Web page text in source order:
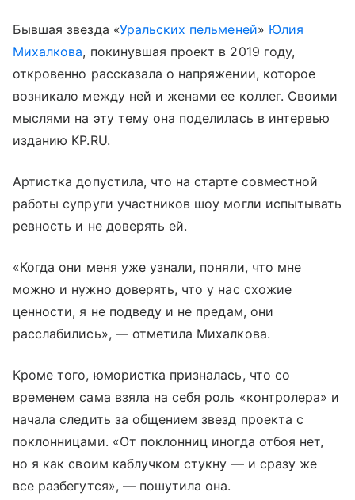
Бывшая звезда «Уральских пельменей» Юлия
Михалкова, покинувшая проект в 2019 году,
откровенно рассказала о напряжении, которое
возникало между ней и женами ее коллег. Своими
мыслями на эту тему она поделилась в интервью
изданию KP.RU.
Артистка допустила, что на старте совместной
работы супруги участников шоу могли испытывать
ревность и не доверять ей.
«Когда они меня уже узнали, поняли, что мне
можно и нужно доверять, что у нас схожие
ценности, я не подведу и не предам, они
расслабились», — отметила Михалкова.
Кроме того, юмористка призналась, что со
временем сама взяла на себя роль «контролера» и
начала следить за общением звезд проекта с
поклонницами. «От поклонниц иногда отбоя нет,
но я как своим каблучком стукну — и сразу же
все разбегутся», — пошутила она.